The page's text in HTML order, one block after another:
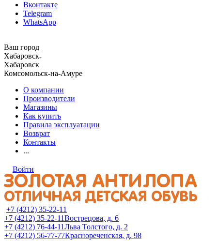
Вконтакте
Telegram
WhatsApp
Ваш город
Хабаровск
Хабаровск
Комсомольск-на-Амуре
О компании
Производители
Магазины
Как купить
Правила эксплуатации
Возврат
Контакты
...
Войти
+7 (4212) 35-22-11
+7 (4212) 35-22-11Вострецова, д. 6
+7 (4212) 76-44-11Льва Толстого, д. 2
+7 (4212) 56-77-77Краснореченская, д. 98